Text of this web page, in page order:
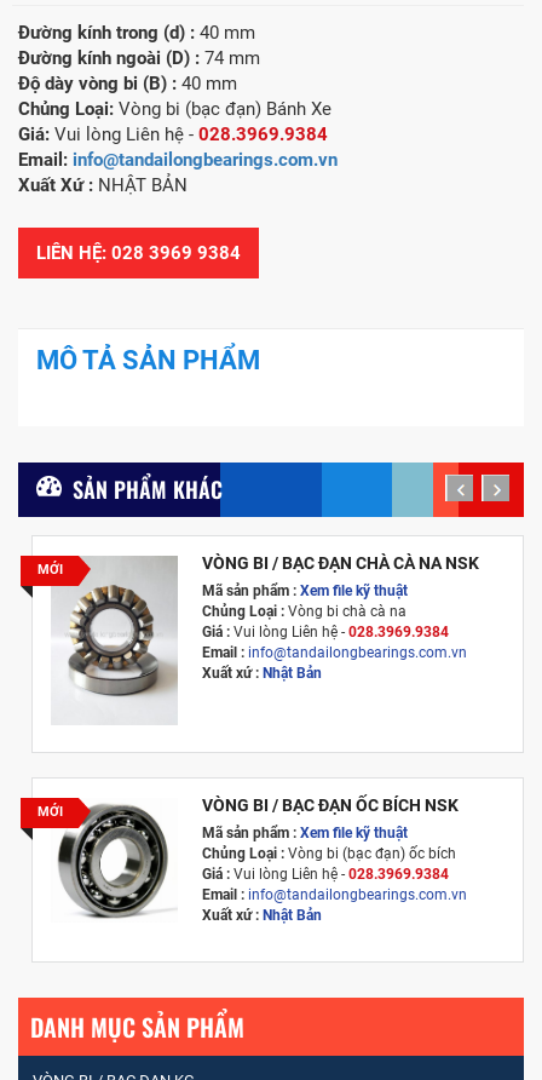
Đường kính trong (d) : 40 mm
Đường kính ngoài (D) : 74 mm
Độ dày vòng bi (B) : 40 mm
Chủng Loại: Vòng bi (bạc đạn) Bánh Xe
Giá: Vui lòng Liên hệ - 028.3969.9384
Email: info@tandailongbearings.com.vn
Xuất Xứ: NHẬT BẢN
LIÊN HỆ: 028 3969 9384
MÔ TẢ SẢN PHẨM
SẢN PHẨM KHÁC
MỚI VÒNG BI / BẠC ĐẠN CHÀ CÀ NA NSK
Mã sản phẩm : Xem file kỹ thuật
Chủng Loại : Vòng bi chà cà na
Giá :Vui lòng Liên hệ - 028.3969.9384
Email : info@tandailongbearings.com.vn
Xuất xứ : Nhật Bản
MỚI VÒNG BI / BẠC ĐẠN ỐC BÍCH NSK
Mã sản phẩm : Xem file kỹ thuật
Chủng Loại : Vòng bi (bạc đạn) ốc bích
Giá :Vui lòng Liên hệ - 028.3969.9384
Email : info@tandailongbearings.com.vn
Xuất xứ : Nhật Bản
prev next
DANH MỤC SẢN PHẨM